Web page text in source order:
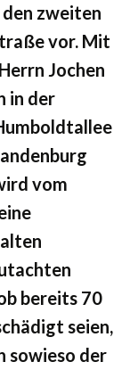
zweiten
vor. Mit
Jochen
in der
vom
bereits 70
seien,
sowieso der